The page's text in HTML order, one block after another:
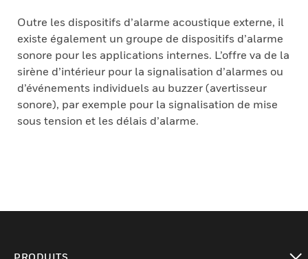
Outre les dispositifs d’alarme acoustique externe, il
existe également un groupe de dispositifs d’alarme
sonore pour les applications internes. L’offre va de la
sirène d’intérieur pour la signalisation d’alarmes ou
d’événements individuels au buzzer (avertisseur
sonore), par exemple pour la signalisation de mise
sous tension et les délais d’alarme.
PRODUITS